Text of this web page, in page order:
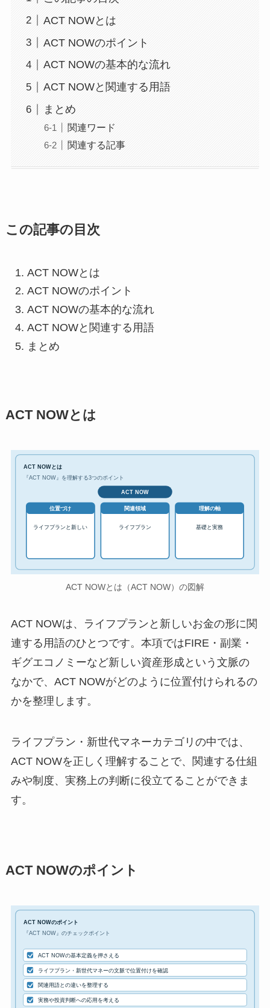
ACT NOWとは
ACT NOWのポイント
ACT NOWの基本的な流れ
ACT NOWと関連する用語
まとめ
関連ワード
関連する記事
この記事の目次
ACT NOWとは
ACT NOWのポイント
ACT NOWの基本的な流れ
ACT NOWと関連する用語
まとめ
ACT NOWとは
ACT NOWとは
『ACT NOW』を理解する3つのポイント
ACT NOW
位置づけ
ライフプランと新しい
関連領域
ライフプラン
理解の軸
基礎と実務
ACT NOWとは（ACT NOW）の図解
ACT NOWは、ライフプランと新しいお金の形に関
連する用語のひとつです。本項ではFIRE・副業・
ギグエコノミーなど新しい資産形成という文脈の
なかで、ACT NOWがどのように位置付けられるの
かを整理します。
ライフプラン・新世代マネーカテゴリの中では、
ACT NOWを正しく理解することで、関連する仕組
みや制度、実務上の判断に役立てることができま
す。
ACT NOWのポイント
ACT NOWのポイント
『ACT NOW』のチェックポイント
ACT NOWの基本定義を押さえる
ライフプラン・新世代マネーの文脈で位置付けを確認
関連用語との違いを整理する
実務や投資判断への応用を考える